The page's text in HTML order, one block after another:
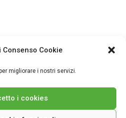
Consenso Cookie
migliorare i nostri servizi.
i cookies